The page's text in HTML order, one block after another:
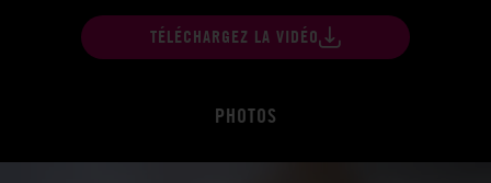
TÉLÉCHARGEZ LA VIDÉO
PHOTOS